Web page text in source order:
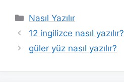
Kategoriler
Nasıl Yazılır
12 ingilizce nasıl yazılır?
güler yüz nasıl yazılır?